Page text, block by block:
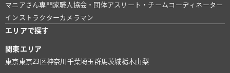
マニアさん専門家 職人 協会・団体アスリート・チーム コーディネーター
インストラクターカメラマン
エリアで探す
関東エリア
東京 東京23区神奈川 千葉埼玉群馬茨城栃木山梨